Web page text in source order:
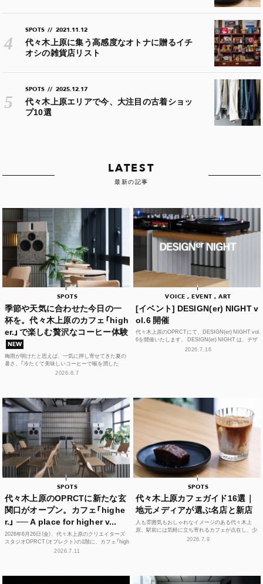
SPOTS // 2021.11.12
代々木上原に集う高感度なオトナに贈るイチ
オシの雑貨店リスト
SPOTS // 2025.12.17
代々木上原エリアで今、大注目の古着ショッ
プ10選
LATEST
最新の記事
SPOTS
季節や天気に合わせた今日の一
杯を。代々木上原のカフェ「high
er.」で楽しむ贅沢なコーヒー体験
NEW
梅雨が明けたと思えば、一気に押し寄せてきた夏の
暑さ。「冷たくて美味しいコーヒーで喉を潤した
い！」そんな思いを叶えてくれるカフェが、この夏、
2026.8.7
VOICE , EVENT , ART
[イベント] DESIGN(er) NIGHT v
ol.6 開催
代々木上原のOPRCTにて、DESIGN(er) NIGHT vol.
6を開催いたします。 DESIGN(er) NIGHT は、デザ
イナー、デザインに...2026.7.16
SPOTS
代々木上原のOPRCTに新たな玄
関口がオープン。カフェ「highe
r.」 ── A place for higher v...
2026年6月26日（金）、代々木上原のクリエイターズ
スタジオOPRCT（オプレクト）の1階に、カフェ「high
er.」（ハイアー）がグランドオープンし...
2026.7.11
SPOTS
代々木上原カフェガイド16選｜
地元メディアが選ぶ名店と新店
人も雰囲気もおしゃれなイメージのある代々木上
原。駅前には気軽に立ち寄れるカフェが点在し、少
し歩けば、コーヒーやスイーツ、空間づくりにこだ
2026.7.9